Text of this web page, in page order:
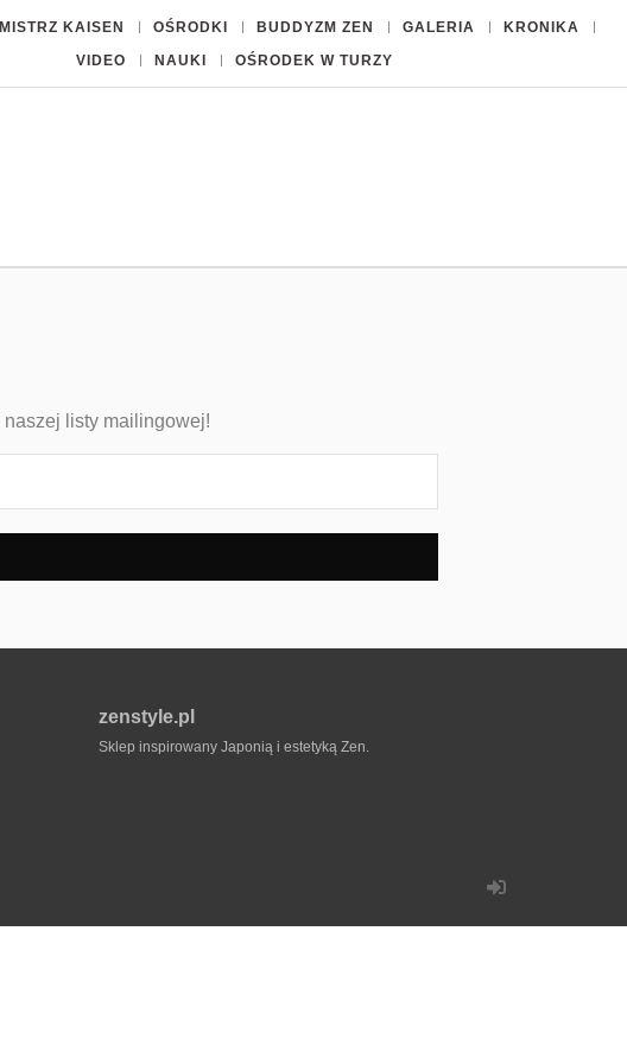
MISTRZ KAISEN OŚRODKI BUDDYZM ZEN GALERIA
KRONIKA
VIDEO
NAUKI OŚRODEK W TURZY
listy mailingowej!
zenstyle.pl
Sklep inspirowany Japonią i estetyką Zen.